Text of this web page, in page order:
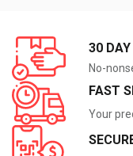
30
No-
FAST
Your